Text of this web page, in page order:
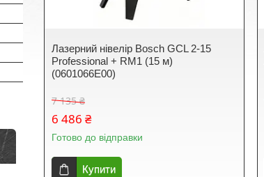
Лазерний нівелір Bosch GCL 2-15
Professional + RM1 (15 м)
(0601066E00)
7 135 ₴
6 486 ₴
Готово до відправки
Купити